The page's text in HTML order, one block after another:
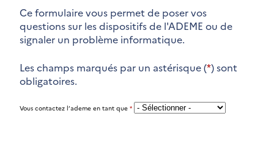
Ce formulaire vous permet de poser vos
questions sur les dispositifs de l'ADEME ou de
signaler un problème informatique.
Les champs marqués par un astérisque (*) sont
obligatoires.
Vous contactez l’ademe en tant que *